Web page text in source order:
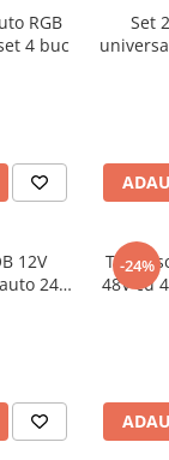
Portiera
Viteza
Auto
RGB
4 buc
Set
12V
24.7
-24%
Trusa
48V cu